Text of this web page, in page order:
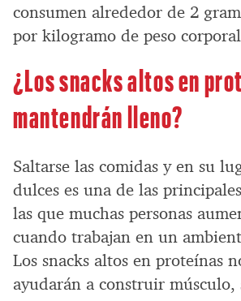
consumen alrededor de 2
por kilogramo de peso
¿Los snacks altos en
mantendrán lleno?
Saltarse las comidas y en su
dulces es una de las
las que muchas personas
cuando trabajan en un
Los snacks altos en proteínas
ayudarán a construir músculo,